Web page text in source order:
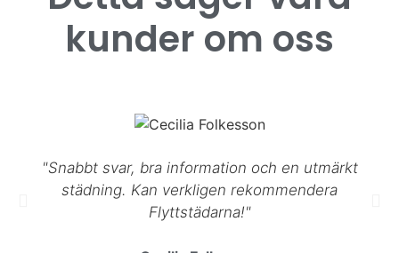
kunder om oss
"Snabbt svar, bra information och en utmärkt
städning. Kan verkligen rekommendera
Flyttstädarna!"